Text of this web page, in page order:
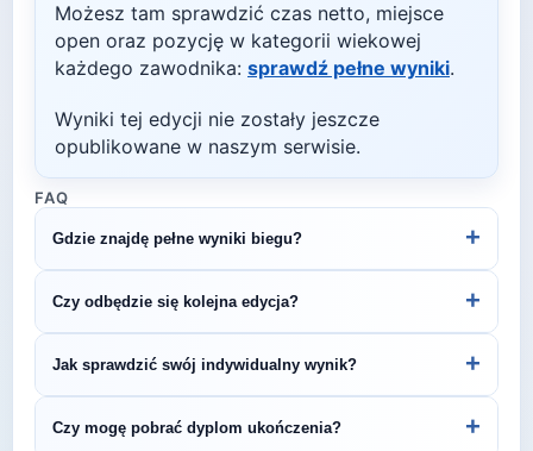
Możesz tam sprawdzić czas netto, miejsce
open oraz pozycję w kategorii wiekowej
każdego zawodnika: sprawdź pełne wyniki.
Wyniki tej edycji nie zostały jeszcze
opublikowane w naszym serwisie.
FAQ
Gdzie znajdę pełne wyniki biegu? +
stronie internetowej lub na platformach takich jak
LiveTracking, RunnerSpace czy MarathonSport.
Czy odbędzie się kolejna edycja? +
Śledź stronę organizatora lub ZawodyBiegowe.pl,
by być na bieżąco z datą kolejnej edycji XII Bieg do
Pustego Grobu.
Jak sprawdzić swój indywidualny wynik? +
organizatora lub platformie pomiarowej podanej na
Czy mogę pobrać dyplom ukończenia? +